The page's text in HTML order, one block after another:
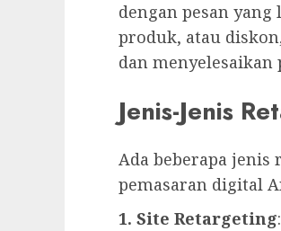
dengan pesan
produk, atau
dan menyelesaikan
Jenis-Jenis
Ada beberapa
pemasaran digital
1. Site Retargeting